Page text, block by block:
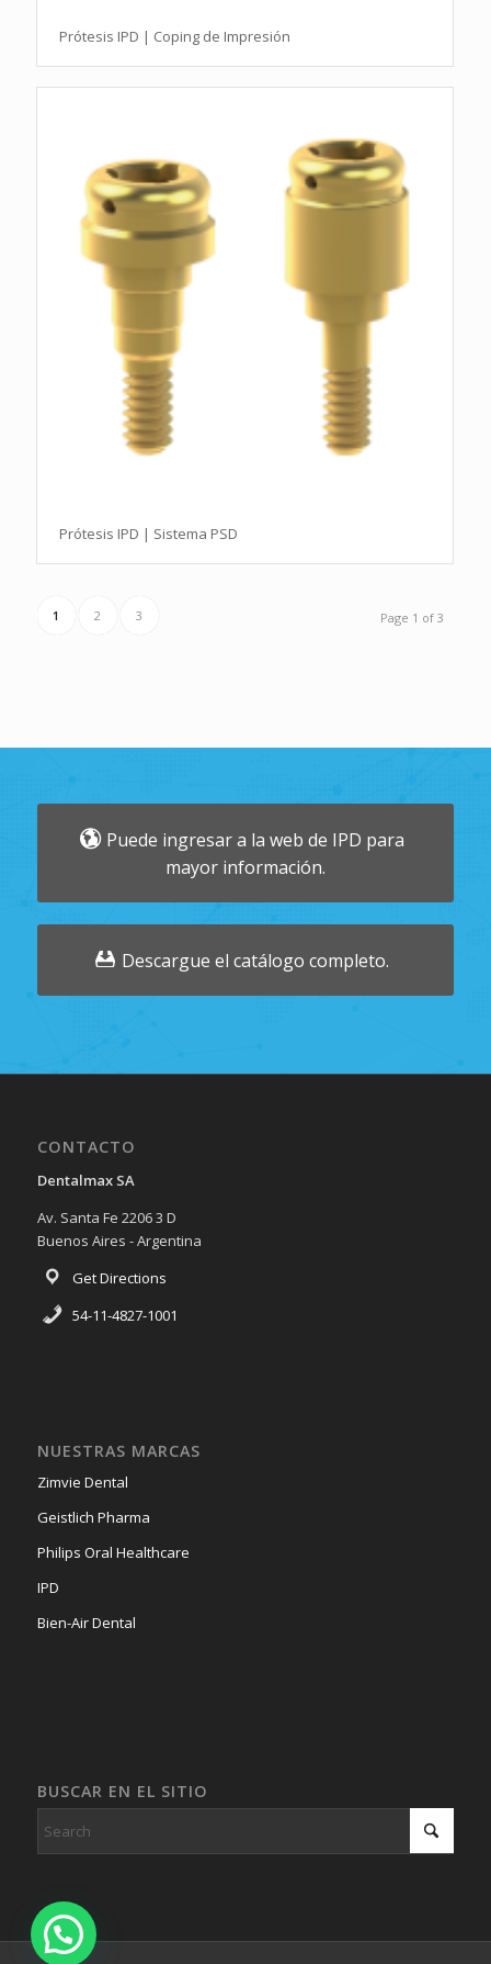
Prótesis IPD | Coping de Impresión
Prótesis IPD | Sistema PSD
Page 1 of 3
1 2 3
Puede ingresar a la web de IPD para
mayor información.
Descargue el catálogo completo.
CONTACTO
Dentalmax SA
Av. Santa Fe 2206 3 D
Buenos Aires - Argentina
Get Directions
54-11-4827-1001
NUESTRAS MARCAS
Zimvie Dental
Geistlich Pharma
Philips Oral Healthcare
IPD
Bien-Air Dental
BUSCAR EN EL SITIO